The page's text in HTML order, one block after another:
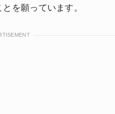
を願っています。